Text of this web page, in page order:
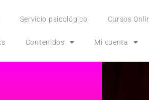
Servicio psicológico Cursos
Contenidos Mi cuenta